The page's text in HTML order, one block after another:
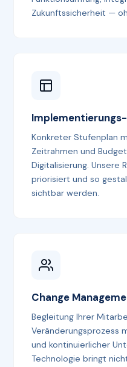
Zukunftssicherheit —
Konkreter Stufenplan
Zeitrahmen und
Digitalisierung. Unsere
priorisiert und so
sichtbar werden.
Change
Begleitung Ihrer
Veränderungs­prozess
und kontinuierlicher
Technologie bringt